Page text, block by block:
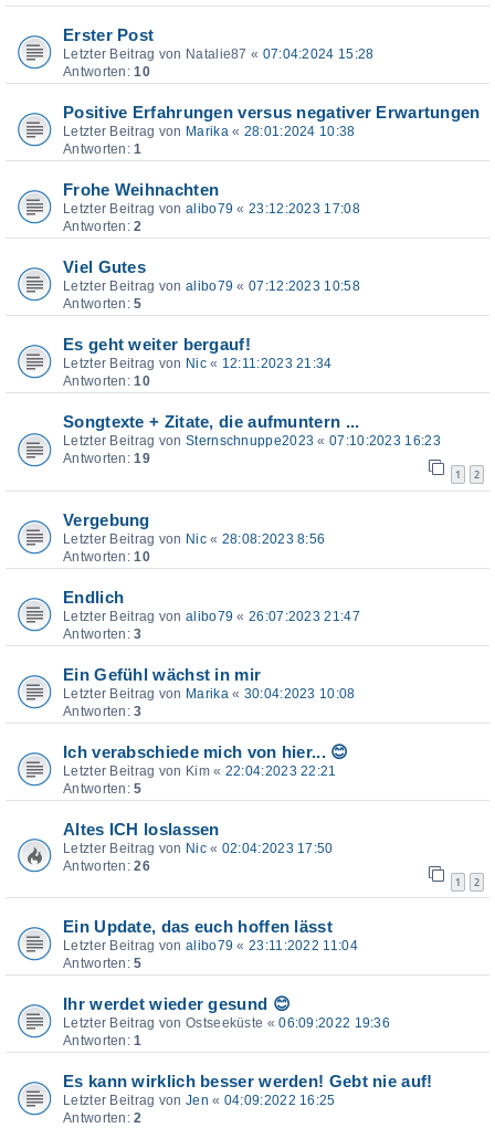
Erster Post
Letzter Beitrag von Natalie87 « 07:04:2024 15:28
Antworten:10
Positive Erfahrungen versus negativer Erwartungen
Letzter Beitrag von Marika« 28:01:2024 10:38
Antworten:1
Frohe Weihnachten
Letzter Beitrag von alibo79 «23:12:2023 17:08
Antworten:2
Viel Gutes
Letzter Beitrag von alibo79 «07:12:2023 10:58
Antworten:5
Es geht weiter bergauf!
Letzter Beitrag von Nic« 12:11:2023 21:34
Antworten:10
Songtexte + Zitate, die aufmuntern ...
Letzter Beitrag von Sternschnuppe2023 «07:10:2023 16:23
Antworten:19
1 2
Vergebung
Letzter Beitrag von Nic« 28:08:2023 8:56
Antworten:10
Endlich
Letzter Beitrag von alibo79 «26:07:2023 21:47
Antworten:3
Ein Gefühl wächst in mir
Letzter Beitrag von Marika« 30:04:2023 10:08
Antworten:3
Ich verabschiede mich von hier... 😊
Letzter Beitrag von Kim« 22:04:2023 22:21
Antworten:5
Altes ICH loslassen
Letzter Beitrag von Nic« 02:04:2023 17:50
Antworten:26
1 2
Ein Update, das euch hoffen lässt
Letzter Beitrag von alibo79 «23:11:2022 11:04
Antworten:5
Ihr werdet wieder gesund 😊
Letzter Beitrag vonOstseeküste «06:09:2022 19:36
Antworten:1
Es kann wirklich besser werden! Gebt nie auf!
Letzter Beitrag von Jen « 04:09:2022 16:25
Antworten:2